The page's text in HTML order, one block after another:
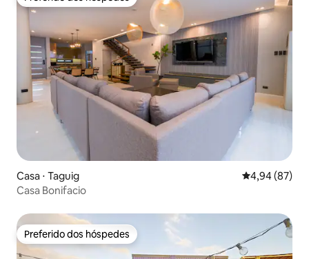
Preferido dos hóspedes
Casa ⋅ Taguig 4,94 de uma
4,94 (87)
Casa Bonifacio
Preferido dos hóspedes
Preferido dos hóspedes